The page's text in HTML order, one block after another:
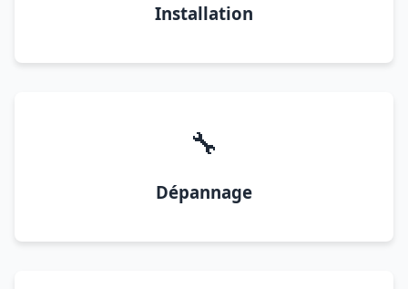
Installation
🔧
Dépannage